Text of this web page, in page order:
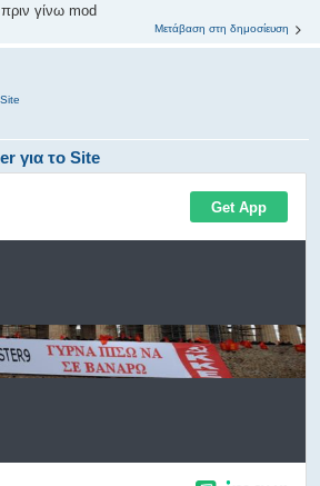
γίνω mod
Μετάβαση στη δημοσίευση
για το Site